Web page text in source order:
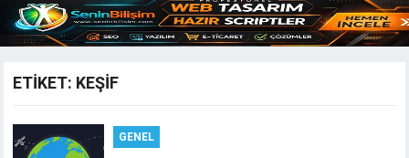
ETIKET: KEŞIF
GENEL